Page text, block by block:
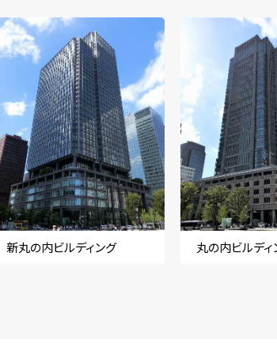
新丸の内ビルディング 丸の内ビルディ